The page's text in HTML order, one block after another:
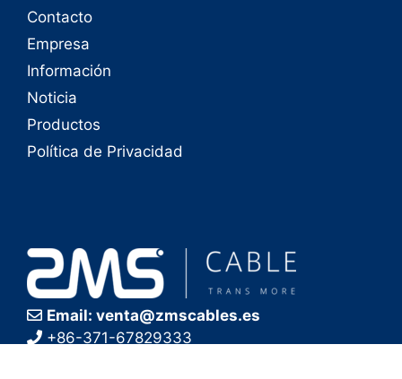
Contacto
Empresa
Información
Noticia
Productos
Política de Privacidad
Email: venta@zmscables.es
+86-371-67829333